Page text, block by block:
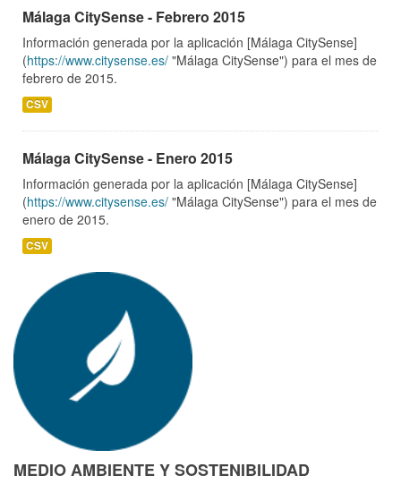
Málaga CitySense - Febrero 2015
Información generada por la aplicación [Málaga CitySense]
(https://www.citysense.es/ "Málaga CitySense") para el mes de
febrero de 2015.
CSV
Málaga CitySense - Enero 2015
Información generada por la aplicación [Málaga CitySense]
(https://www.citysense.es/ "Málaga CitySense") para el mes de
enero de 2015.
CSV
MEDIO AMBIENTE Y SOSTENIBILIDAD